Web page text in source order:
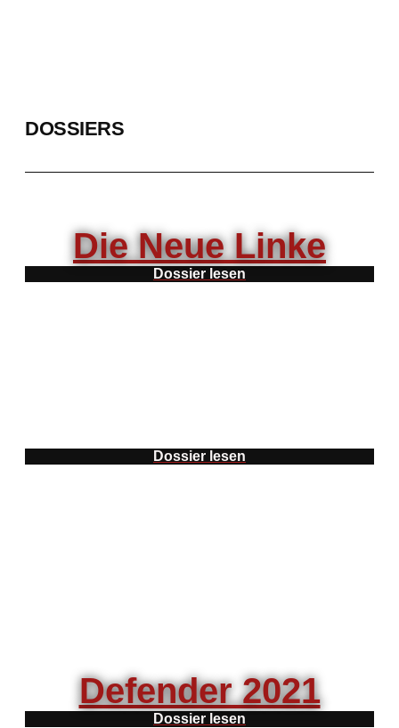
DOSSIERS
Die Neue Linke
Dossier lesen
Dossier lesen
Defender 2021
Dossier lesen